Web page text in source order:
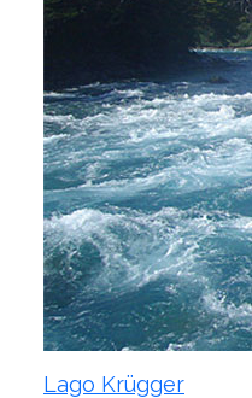
Lago Krügger